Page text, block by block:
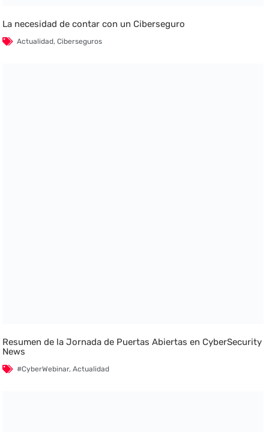
La necesidad de contar con un Ciberseguro
Actualidad,Ciberseguros
Resumen de la Jornada de Puertas Abiertas en CyberSecurity
News
#CyberWebinar,Actualidad